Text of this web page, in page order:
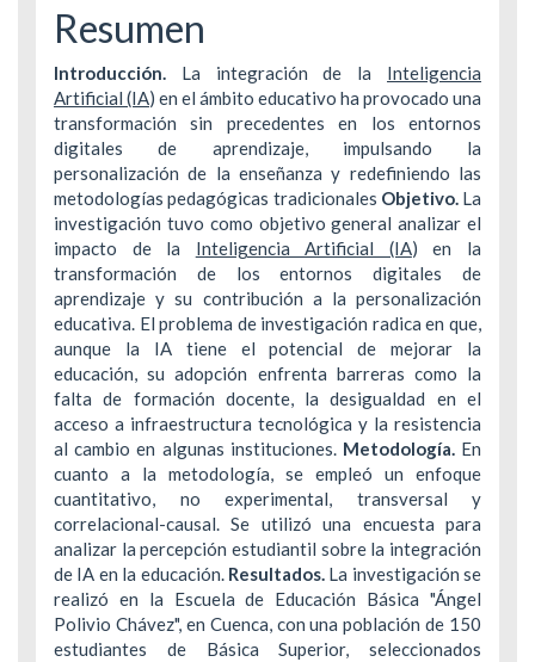
Resumen
Introducción. La integración de la Inteligencia
Artificial (IA) en el ámbito educativo ha provocado una
transformación sin precedentes en los entornos
digitales de aprendizaje, impulsando la
personalización de la enseñanza y redefiniendo las
metodologías pedagógicas tradicionales Objetivo.La
investigación tuvo como objetivo general analizar el
impacto de la Inteligencia Artificial (IA) en la
transformación de los entornos digitales de
aprendizaje y su contribución a la personalización
educativa. El problema de investigación radica en que,
aunque la IA tiene el potencial de mejorar la
educación, su adopción enfrenta barreras como la
falta de formación docente, la desigualdad en el
acceso a infraestructura tecnológica y la resistencia
al cambio en algunas instituciones. Metodología. En
cuanto a la metodología, se empleó un enfoque
cuantitativo, no experimental, transversal y
correlacional-causal. Se utilizó una encuesta para
analizar la percepción estudiantil sobre la integración
de IA en la educación. Resultados.La investigación se
realizó en la Escuela de Educación Básica "Ángel
Polivio Chávez", en Cuenca, con una población de 150
estudiantes de Básica Superior, seleccionados